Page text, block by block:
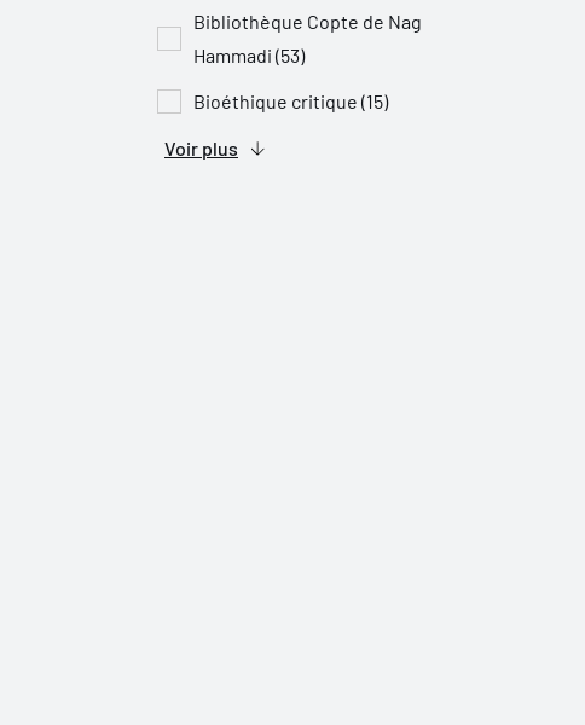
Bibliothèque Copte de Nag
Hammadi (53)
Bioéthique critique (15)
Voir plus